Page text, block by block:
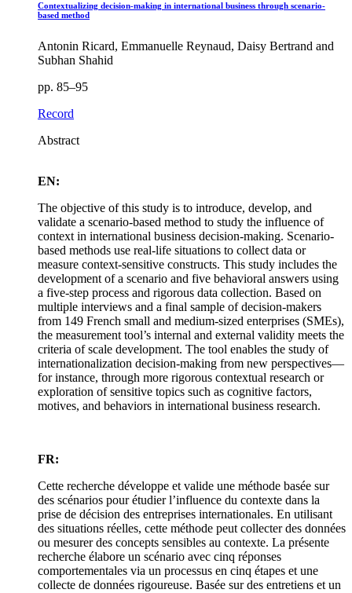
Contextualizing decision-making in international business through scenario-
based method
Antonin Ricard, Emmanuelle Reynaud, Daisy Bertrand and
Subhan Shahid
pp. 85–95
Record
Abstract
EN:
The objective of this study is to introduce, develop, and
validate a scenario-based method to study the influence of
context in international business decision-making. Scenario-
based methods use real-life situations to collect data or
measure context-sensitive constructs. This study includes the
development of a scenario and five behavioral answers using
a five-step process and rigorous data collection. Based on
multiple interviews and a final sample of decision-makers
from 149 French small and medium-sized enterprises (SMEs),
the measurement tool’s internal and external validity meets the
criteria of scale development. The tool enables the study of
internationalization decision-making from new perspectives—
for instance, through more rigorous contextual research or
exploration of sensitive topics such as cognitive factors,
motives, and behaviors in international business research.
FR:
Cette recherche développe et valide une méthode basée sur
des scénarios pour étudier l’influence du contexte dans la
prise de décision des entreprises internationales. En utilisant
des situations réelles, cette méthode peut collecter des données
ou mesurer des concepts sensibles au contexte. La présente
recherche élabore un scénario avec cinq réponses
comportementales via un processus en cinq étapes et une
collecte de données rigoureuse. Basée sur des entretiens et un